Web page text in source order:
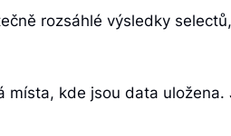
rozsáhlé výsledky
kde jsou data